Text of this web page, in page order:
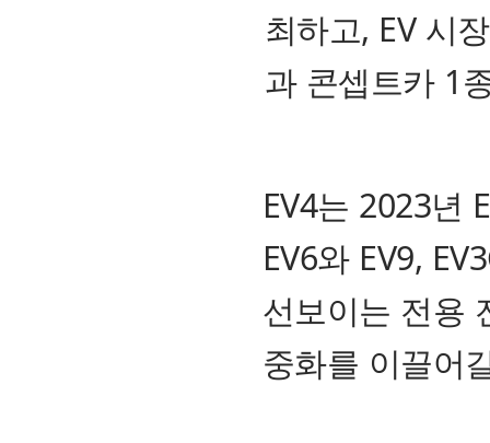
최하고, EV 시
과 콘셉트카 1
EV4는 2023년
EV6와 EV9,
선보이는 전용
중화를 이끌어